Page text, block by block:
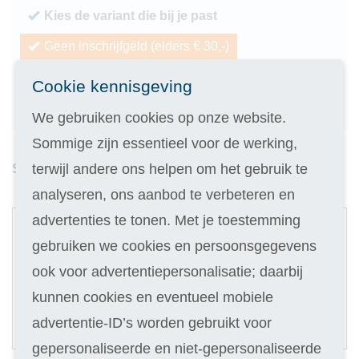
Kies de variant die bij je past
Geen inschrijfgeld (elders € 30,-)
Studieduur: 9 maanden
619
Selecteer
Of in termijnen: 9 x 77,90
Cookie kennisgeving
We gebruiken cookies op onze website.
Sommige zijn essentieel voor de werking,
terwijl andere ons helpen om het gebruik te
analyseren, ons aanbod te verbeteren en
advertenties te tonen. Met je toestemming
gebruiken we cookies en persoonsgegevens
ook voor advertentiepersonalisatie; daarbij
kunnen cookies en eventueel mobiele
advertentie-ID’s worden gebruikt voor
gepersonaliseerde en niet-gepersonaliseerde